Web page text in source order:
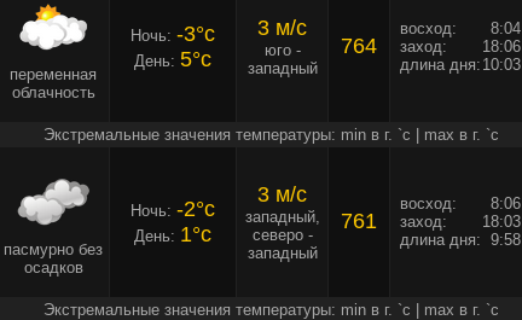
переменная
облачность
Ночь: -3°c
День: 5°c
3 м/c
юго -
западный
764
восход:
8:04
заход:
18:06
длина дня: 10:03
Экстремальные значения температуры: min в г. `c | max в г. `c
пасмурно без
осадков
Ночь: -2°c
День: 1°c
3 м/c
западный,
северо -
западный
761
восход:
8:06
заход:
18:03
длина дня: 9:58
Экстремальные значения температуры: min в г. `c | max в г. `c